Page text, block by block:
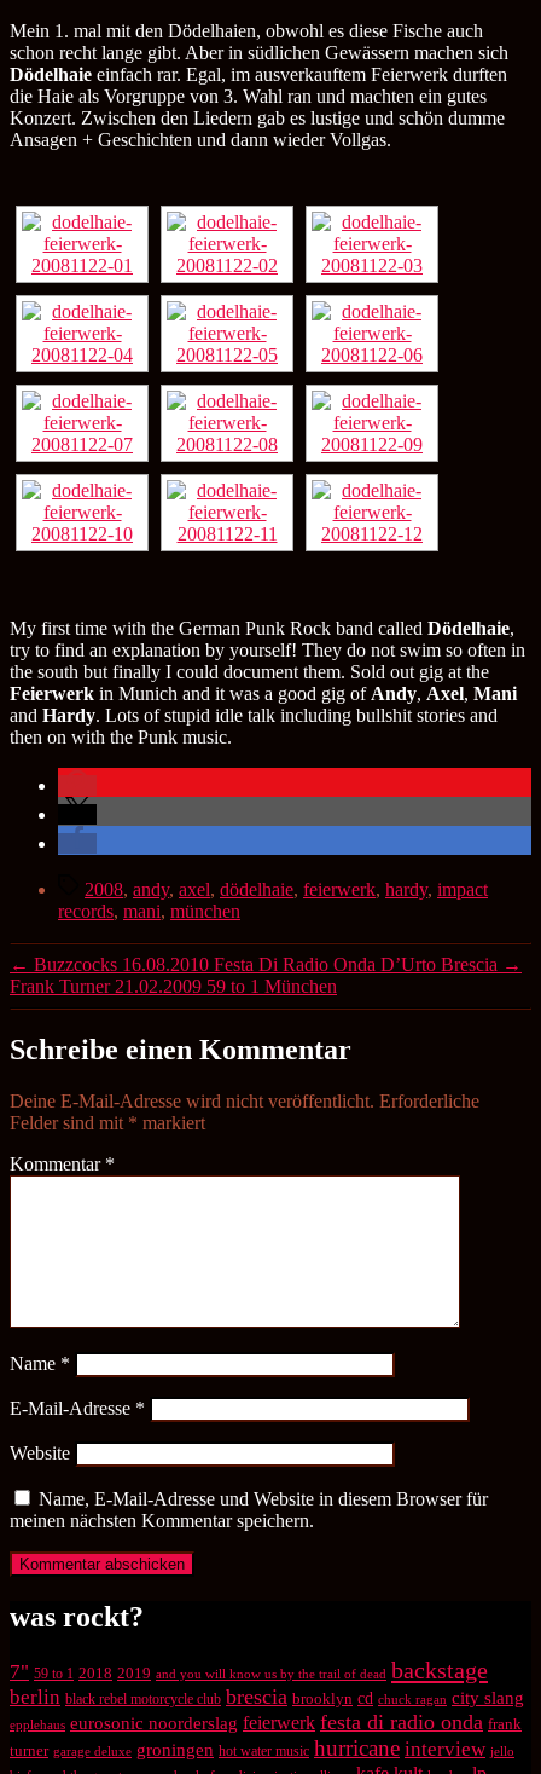
Mein 1. mal mit den Dödelhaien, obwohl es diese Fische auch
schon recht lange gibt. Aber in südlichen Gewässern machen sich
Dödelhaie einfach rar. Egal, im ausverkauftem Feierwerk durften
die Haie als Vorgruppe von 3. Wahl ran und machten ein gutes
Konzert. Zwischen den Liedern gab es lustige und schön dumme
Ansagen + Geschichten und dann wieder Vollgas.
My first time with the German Punk Rock band called Dödelhaie,
try to find an explanation by yourself! They do not swim so often in
the south but finally I could document them. Sold out gig at the
Feierwerk in Munich and it was a good gig of Andy, Axel, Mani
and Hardy. Lots of stupid idle talk including bullshit stories and
then on with the Punk music.
Schlagwörter
2008, andy, axel, dödelhaie, feierwerk, hardy, impact
records, mani, münchen
← Buzzcocks 16.08.2010 Festa Di Radio Onda D’Urto Brescia →
Frank Turner 21.02.2009 59 to 1 München
Schreibe einen Kommentar
Deine E-Mail-Adresse wird nicht veröffentlicht. Erforderliche
Felder sind mit * markiert
Kommentar *
Name *
E-Mail-Adresse *
Website
Name, E-Mail-Adresse und Website in diesem Browser für
meinen nächsten Kommentar speichern.
was rockt?
7" 59 to 1 2018 2019 and you will know us by the trail of dead backstage
berlin black rebel motorcycle club brescia brooklyn cd chuck ragan city slang
epplehaus eurosonic noorderslag feierwerk festa di radio onda frank
turner garage deluxe groningen hot water music hurricane interview jello